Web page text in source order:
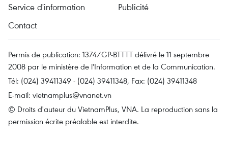
Service d'information
Publicité
Contact
Permis de publication: 1374/GP-BTTTT délivré le 11 septembre
2008 par le ministère de l'Information et de la Communication.
Tél: (024) 39411349 - (024) 39411348, Fax: (024) 39411348
E-mail: vietnamplus@vnanet.vn
© Droits d'auteur du VietnamPlus, VNA. La reproduction sans la
permission écrite préalable est interdite.